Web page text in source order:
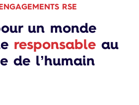
RSE
un monde
responsable au
de l’humain